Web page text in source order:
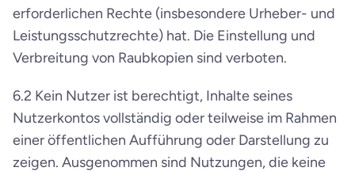
erforderlichen Rechte (insbesondere Urheber- und
Leistungsschutzrechte) hat. Die Einstellung und
Verbreitung von Raubkopien sind verboten.
6.2 Kein Nutzer ist berechtigt, Inhalte seines
Nutzerkontos vollständig oder teilweise im Rahmen
einer öffentlichen Aufführung oder Darstellung zu
zeigen. Ausgenommen sind Nutzungen, die keine